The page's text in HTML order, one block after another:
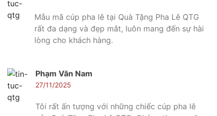
Mẫu mã cúp pha lê tại Quà Tặng Pha Lê QTG
rất đa dạng và đẹp mắt, luôn mang đến sự hài
lòng cho khách hàng.
Phạm Văn Nam
27/11/2025
Tôi rất ấn tượng với những chiếc cúp pha lê